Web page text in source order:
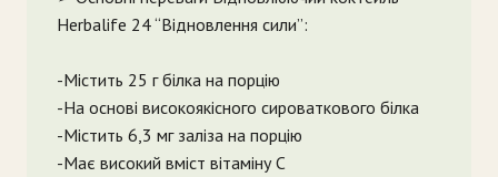
Herbalife 24 “Відновлення сили”:
-Містить 25 г білка на порцію
-На основі високоякісного сироваткового білка
-Містить 6,3 мг заліза на порцію
-Має високий вміст вітаміну С